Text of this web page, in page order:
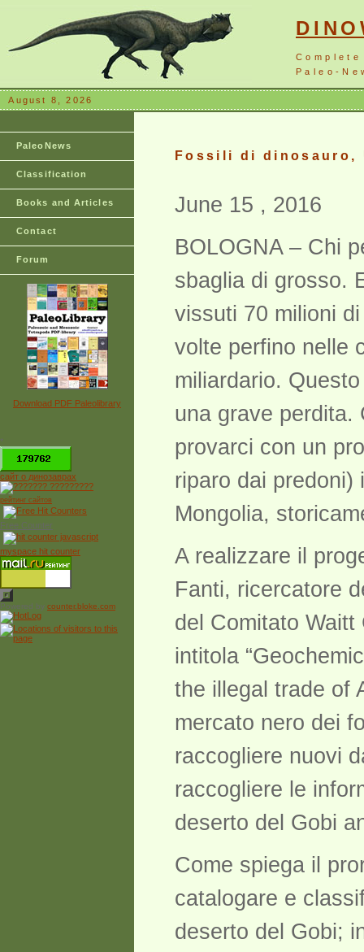
Paleo-
August 8, 2026
PaleoNews
Classification
Books and Articles
Contact
Forum
Download PDF Paleolibrary
*
сайт о динозаврах
рейтинг сайтов
Free Counter
myspace hit counter
Powered by counter.bloke.com
Fossili di dinosauro,
June 15 , 2016
BOLOGNA – Chi
sbaglia di grosso.
vissuti 70 milioni
volte perfino nelle
miliardario.
una grave perdita.
provarci con un
riparo dai predoni)
Mongolia,
A realizzare il
Fanti, ricercatore
del Comitato
intitola
the illegal trade of
mercato nero dei
raccogliere nuovi
raccogliere le
deserto del Gobi
Come spiega il
catalogare e
deserto del Gobi;